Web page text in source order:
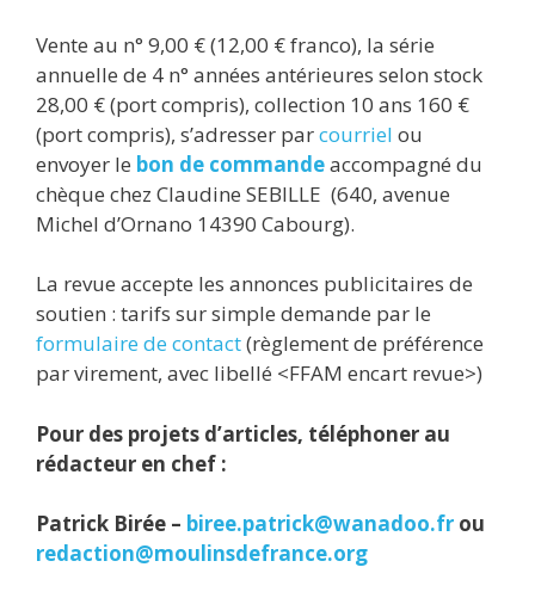
Vente au n° 9,00 € (12,00 € franco), la série
annuelle de 4 n° années antérieures selon stock
28,00 € (port compris), collection 10 ans 160 €
(port compris), s’adresser parcourriel ou
envoyer le bon de commandeaccompagné du
chèque chez Claudine SEBILLE (640, avenue
Michel d’Ornano 14390 Cabourg).
La revue accepte les annonces publicitaires de
soutien : tarifs sur simple demande par le
formulaire de contact(règlement de préférence
par virement, avec libellé <FFAM encart revue>)
Pour des projets d’articles, téléphoner au
rédacteur en chef :
Patrick Birée – biree.patrick@wanadoo.fr ou
redaction@moulinsdefrance.org